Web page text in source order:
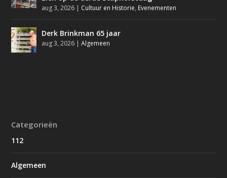
aug 3, 2026 | Cultuur en Historie, Evenementen
Derk Brinkman 65 jaar
aug 3, 2026 |Algemeen
Categorieën
112
Algemeen